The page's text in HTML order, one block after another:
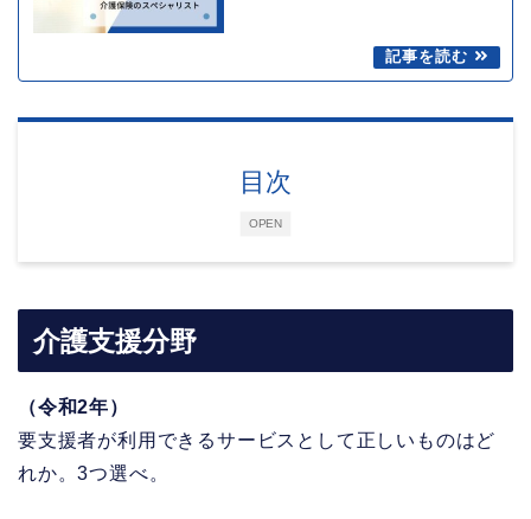
OPEN
目次
介護支援分野
（令和2年）
要支援者が利用できるサービスとして正しいものはど
れか。3つ選べ。